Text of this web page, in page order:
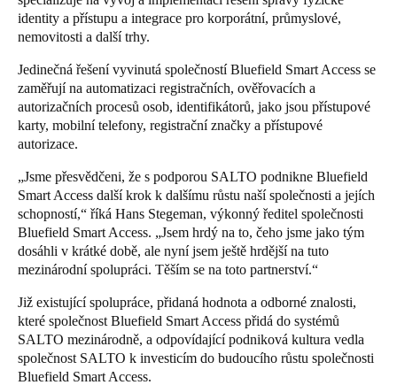
Spain
Español
Portugal
Português
Italy
Italiano
Russia
Russian
Polski
Czech Republic
Čeština
identity a přístupu a integrace pro korporátní, průmyslové,
nemovitosti a další trhy.
Jedinečná řešení vyvinutá společností Bluefield Smart Access se
zaměřují na automatizaci registračních, ověřovacích a
autorizačních procesů osob, identifikátorů, jako jsou přístupové
karty, mobilní telefony, registrační značky a přístupové
autorizace.
„Jsme přesvědčeni, že s podporou SALTO podnikne Bluefield
Smart Access další krok k dalšímu růstu naší společnosti a jejích
schopností,“ říká Hans Stegeman, výkonný ředitel společnosti
Bluefield Smart Access. „Jsem hrdý na to, čeho jsme jako tým
dosáhli v krátké době, ale nyní jsem ještě hrdější na tuto
mezinárodní spolupráci. Těším se na toto partnerství.“
Již existující spolupráce, přidaná hodnota a odborné znalosti,
které společnost Bluefield Smart Access přidá do systémů
SALTO mezinárodně, a odpovídající podniková kultura vedla
společnost SALTO k investicím do budoucího růstu společnosti
Bluefield Smart Access.